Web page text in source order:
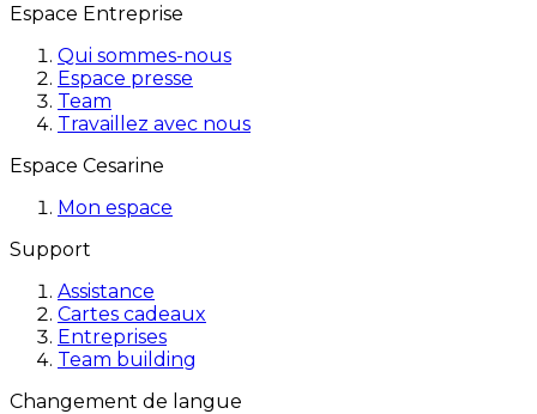
Espace Entreprise
Qui sommes-nous
Espace presse
Team
Travaillez avec nous
Espace Cesarine
Mon espace
Support
Assistance
Cartes cadeaux
Entreprises
Team building
Changement de langue